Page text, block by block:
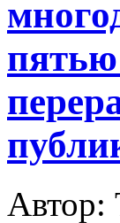
Автор: